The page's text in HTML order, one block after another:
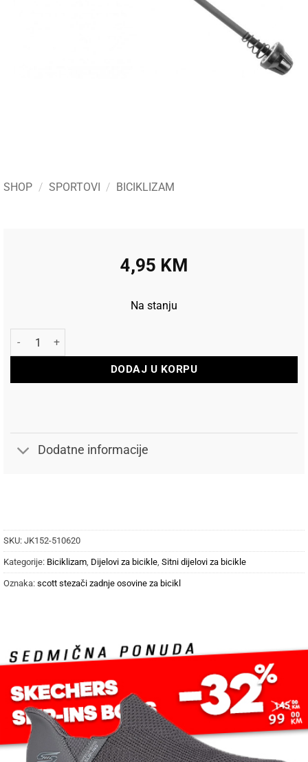
SHOP / SPORTOVI / BICIKLIZAM
4,95 KM
Na stanju
Stezač osovine QR 145mm količina
DODAJ U KORPU
Dodatne informacije
SKU: JK152-510620
Kategorije: Biciklizam Dijelovi za bicikle Sitni dijelovi za bicikle
Oznaka: scott stezači zadnje osovine za bicikl